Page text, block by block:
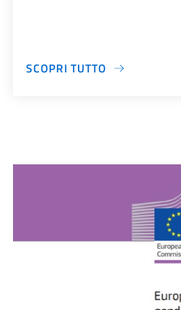
SCOPRI TUTTO